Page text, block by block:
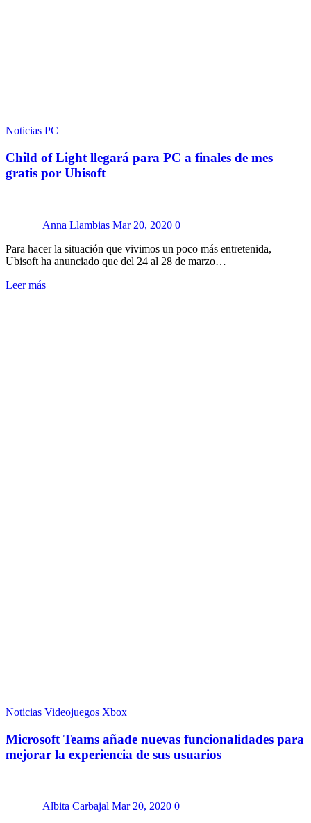
Noticias PC
Child of Light llegará para PC a finales de mes
gratis por Ubisoft
Anna Llambias Mar 20, 2020 0
Para hacer la situación que vivimos un poco más entretenida,
Ubisoft ha anunciado que del 24 al 28 de marzo…
Leer más
Noticias Videojuegos Xbox
Microsoft Teams añade nuevas funcionalidades para
mejorar la experiencia de sus usuarios
Albita Carbajal Mar 20, 2020 0